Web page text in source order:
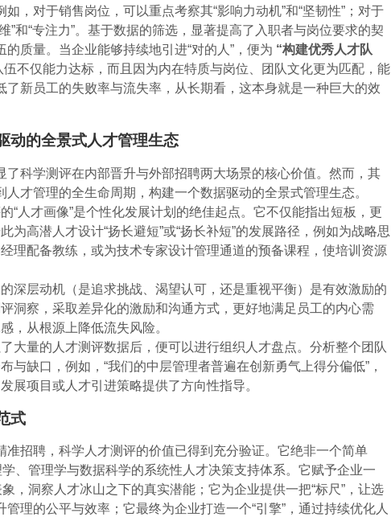
，对于销售岗位，可以重点考察其“影响力动机”和“坚韧性”；对于
”和“专注力”。基于数据的筛选，显著提高了入职者与岗位要求的契
质量。当企业能够持续地引进“对的人”，便为 “构建优秀人才队
不仅能力达标，而且因为内在特质与岗位、团队文化更为匹配，能
了新员工的失败率与流失率，从长期看，这本身就是一种巨大的效
动的全景式人才管理生态
了科学测评在内部晋升与外部招聘两大场景的核心价值。然而，其
才管理的全生命周期，构建一个数据驱动的全景式管理生态。
的“人才画像”是个性化发展计划的绝佳起点。它不仅能指出短板，更
为高潜人才设计“扬长避短”或“扬长补短”的发展路径，例如为战略思
理配备教练，或为技术专家设计管理通道的预备课程，使培训资源
的深层动机（是追求挑战、渴望认可，还是重视平衡）是有效激励的
洞察，采取差异化的激励和沟通方式，更好地满足员工的内心需
，从根源上降低流失风险。
了大量的人才测评数据后，便可以进行组织人才盘点。分析整个团队
与缺口，例如，“我们的中层管理者普遍在创新勇气上得分偏低”，
展项目或人才引进策略提供了方向性指导。
式
准招聘，科学人才测评的价值已得到充分验证。它绝非一个简单
学、管理学与数据科学的系统性人才决策支持体系。它赋予企业一
，洞察人才冰山之下的真实潜能；它为企业提供一把“标尺”，让选
管理的公平与效率；它最终为企业打造一个“引擎”，通过持续优化人